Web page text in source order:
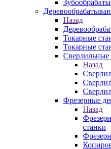
Назад
Токарные
Токарные
Сверлильные
Назад
Фрезерные
Назад
станки